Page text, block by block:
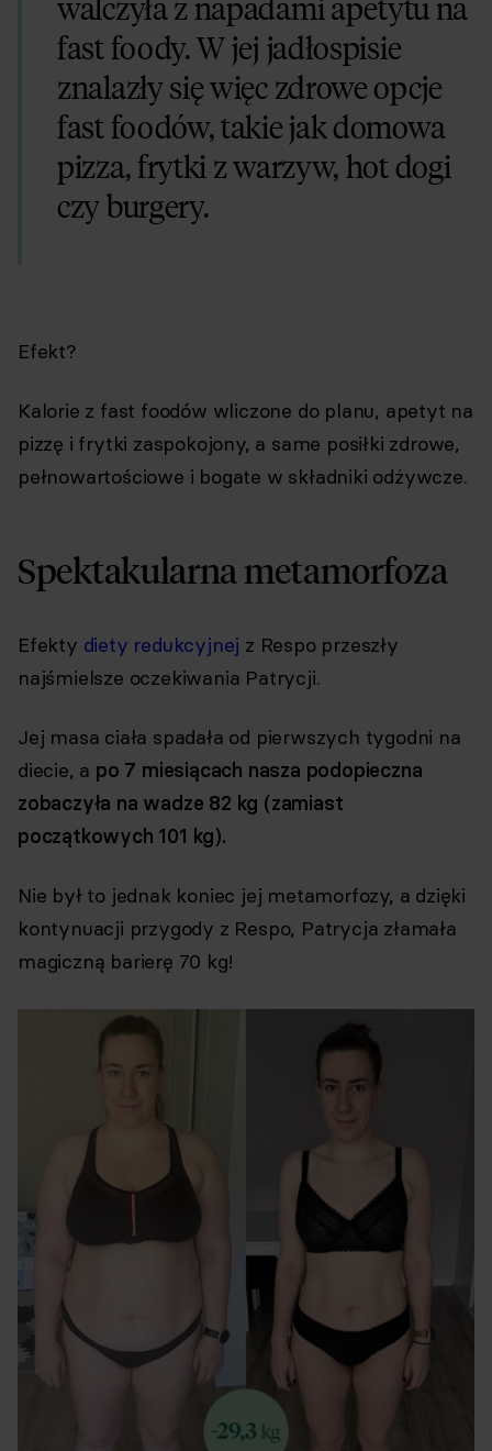
fast foody. W jej jadłospisie
znalazły się więc zdrowe opcje
fast foodów, takie jak domowa
pizza, frytki z warzyw, hot dogi
czy burgery.
Efekt?
Kalorie z fast foodów wliczone do planu, apetyt na
pizzę i frytki zaspokojony, a same posiłki zdrowe,
pełnowartościowe i bogate w składniki odżywcze.
Spektakularna metamorfoza
Efekty diety redukcyjnej z Respo przeszły
najśmielsze oczekiwania Patrycji.
Jej masa ciała spadała od pierwszych tygodni na
diecie, a po 7 miesiącach nasza podopieczna
zobaczyła na wadze 82 kg (zamiast
początkowych 101 kg).
Nie był to jednak koniec jej metamorfozy, a dzięki
kontynuacji przygody z Respo, Patrycja złamała
magiczną barierę 70 kg!